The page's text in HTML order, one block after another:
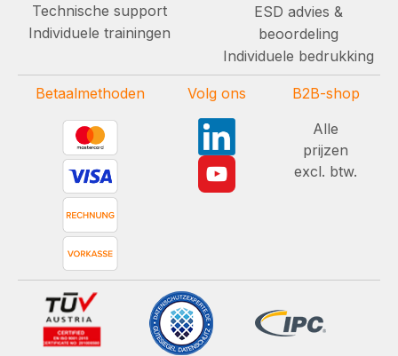
Technische support
Individuele trainingen
ESD advies &
beoordeling
Individuele bedrukking
Betaalmethoden Volg ons
B2B-shop
Alle
prijzen
excl. btw.